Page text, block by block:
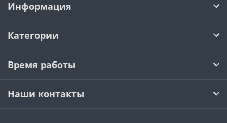
Информация
Категории
Время работы
Наши контакты